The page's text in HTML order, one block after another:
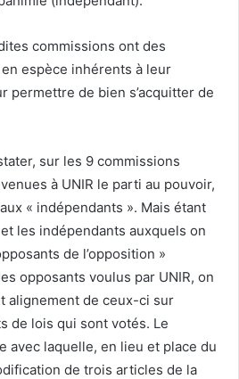
commissions ont des
espèce inhérents à leur
permettre de bien s’acquitter de
sur les 9 commissions
à UNIR le parti au pouvoir,
« indépendants ». Mais étant
les indépendants auxquels on
de l’opposition »
opposants voulus par UNIR, on
alignement de ceux-ci sur
de lois qui sont votés. Le
avec laquelle, en lieu et place du
de trois articles de la